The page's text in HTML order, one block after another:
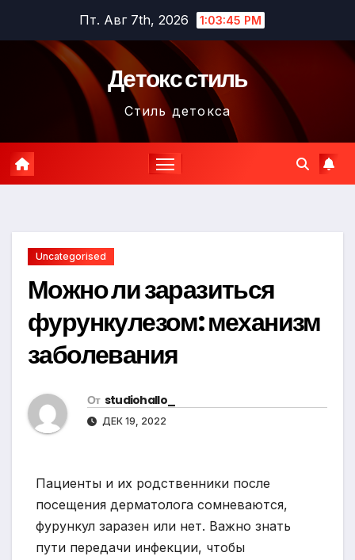
содержимому
Пт. Авг 7th, 2026 1:03:46 PM
Детокс стиль
Стиль детокса
Uncategorised
Можно ли заразиться
фурункулезом: механизм
заболевания
От studiohallo_
ДЕК 19, 2022
Пациенты и их родственники после
посещения дерматолога сомневаются,
фурункул заразен или нет. Важно знать
пути передачи инфекции, чтобы